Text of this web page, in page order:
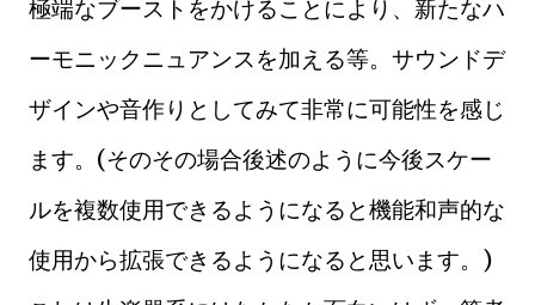
極端なブーストをかけることにより、新たなハ
ーモニックニュアンスを加える等。サウンドデ
ザインや音作りとしてみて非常に可能性を感じ
ます。(そのその場合後述のように今後スケー
ルを複数使用できるようになると機能和声的な
使用から拡張できるようになると思います。)